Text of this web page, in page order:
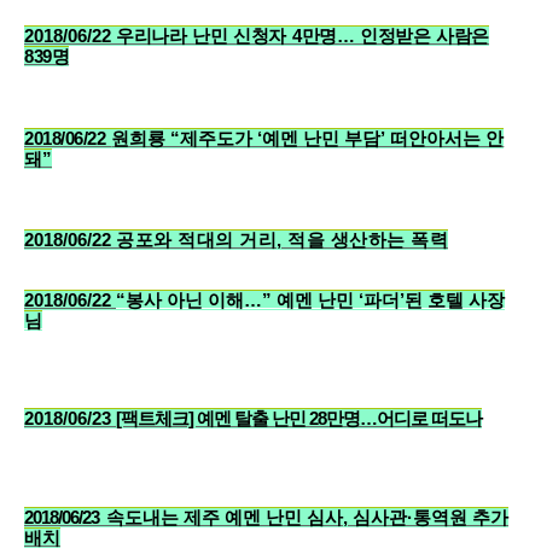
2018/06/22 우리나라 난민 신청자 4만명… 인정받은 사람은
839명
2018/06/22 원희룡 “제주도가 ‘예멘 난민 부담’ 떠안아서는 안
돼”
2018/06/22 공포와 적대의 거리, 적을 생산하는 폭력
2018/06/22 “봉사 아닌 이해…” 예멘 난민 ‘파더’된 호텔 사장
님
2018/06/23 [팩트체크] 예멘 탈출 난민 28만명…어디로 떠도나
2018/06/23 속도내는 제주 예멘 난민 심사, 심사관·통역원 추가
배치